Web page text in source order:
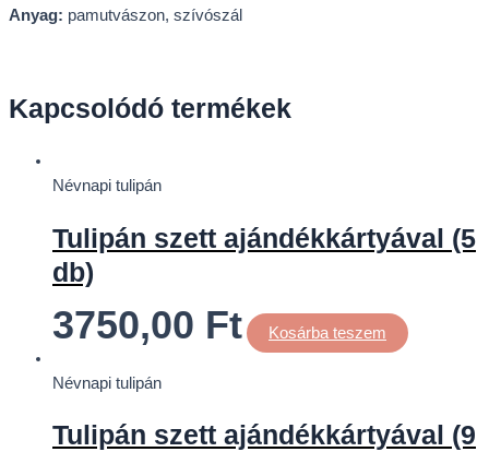
Anyag: pamutvászon, szívószál
Kapcsolódó termékek
Névnapi tulipán
Tulipán szett ajándékkártyával (5
db)
3750,00 Ft Kosárba teszem
Névnapi tulipán
Tulipán szett ajándékkártyával (9